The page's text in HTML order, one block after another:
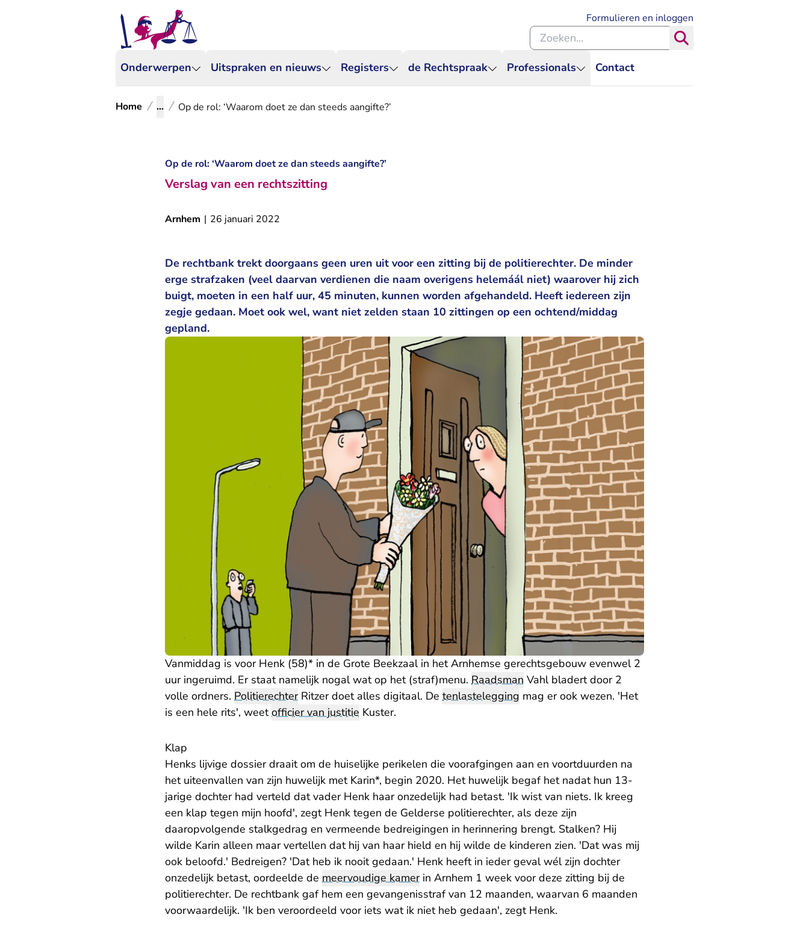
Onderwerpen Uitspraken en nieuws Registers de Rechtspraak Professionals Contact
Formulieren en inloggen
Zoeken binnen de Rechtspraak
Home ... Op de rol: ‘Waarom doet ze dan steeds aangifte?’
Op de rol: ‘Waarom doet ze dan steeds aangifte?’
Verslag van een rechtszitting
Arnhem | 26 januari 2022
De rechtbank trekt doorgaans geen uren uit voor een zitting bij de politierechter. De minder
erge strafzaken (veel daarvan verdienen die naam overigens helemáál niet) waarover hij zich
buigt, moeten in een half uur, 45 minuten, kunnen worden afgehandeld. Heeft iedereen zijn
zegje gedaan. Moet ook wel, want niet zelden staan 10 zittingen op een ochtend/middag
gepland.
Vanmiddag is voor Henk (58)* in de Grote Beekzaal in het Arnhemse gerechtsgebouw evenwel 2
uur ingeruimd. Er staat namelijk nogal wat op het (straf)menu. Raadsman Vahl bladert door 2
volle ordners. PolitierechterRitzer doet alles digitaal. De tenlastelegging mag er ook wezen. 'Het
is een hele rits', weetofficier van justitie Kuster.
Klap
Henks lijvige dossier draait om de huiselijke perikelen die voorafgingen aan en voortduurden na
het uiteenvallen van zijn huwelijk met Karin*, begin 2020. Het huwelijk begaf het nadat hun 13-
jarige dochter had verteld dat vader Henk haar onzedelijk had betast. 'Ik wist van niets. Ik kreeg
een klap tegen mijn hoofd', zegt Henk tegen de Gelderse politierechter, als deze zijn
daaropvolgende stalkgedrag en vermeende bedreigingen in herinnering brengt. Stalken? Hij
wilde Karin alleen maar vertellen dat hij van haar hield en hij wilde de kinderen zien. 'Dat was mij
ook beloofd.' Bedreigen? 'Dat heb ik nooit gedaan.' Henk heeft in ieder geval wél zijn dochter
onzedelijk betast, oordeelde de meervoudige kamerin Arnhem 1 week voor deze zitting bij de
politierechter. De rechtbank gaf hem een gevangenisstraf van 12 maanden, waarvan 6 maanden
voorwaardelijk. 'Ik ben veroordeeld voor iets wat ik niet heb gedaan', zegt Henk.